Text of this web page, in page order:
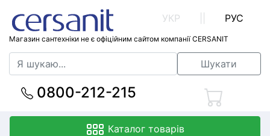
Магазин сантехніки не є офіційним сайтом компанії CERSANIT
УКР РУС
Шукати
0800-212-215
Каталог товарів